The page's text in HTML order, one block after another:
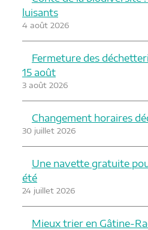
luisants
4 août 2026
Fermeture des
15 août
3 août 2026
Changement horaires
30 juillet 2026
Une navette gratuite
été
24 juillet 2026
Mieux trier en Gâtine-